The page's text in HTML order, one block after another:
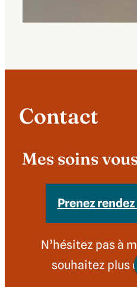
Contact
Mes soins
Prenez
N’hésitez pas à
souhaitez plus